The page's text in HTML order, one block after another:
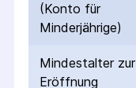
(Konto für
Minderjährige)
Mindestalter zur
Eröffnung